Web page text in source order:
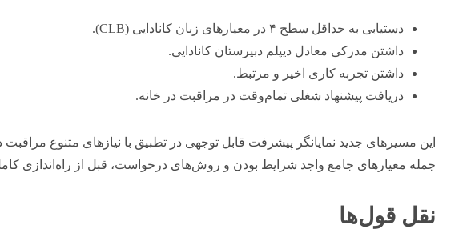
دستیابی به حداقل سطح ۴ در معیارهای زبان کانادایی (CLB).
داشتن مدرکی معادل دیپلم دبیرستان کانادایی.
داشتن تجربه کاری اخیر و مرتبط.
دریافت پیشنهاد شغلی تمام‌وقت در مراقبت در خانه.
این مسیرهای جدید نمایانگر پیشرفت قابل توجهی در تطبیق با نیازهای متنوع مراقبت
جمله معیارهای جامع واجد شرایط بودن و روش‌های درخواست، قبل از راه‌اندازی
نقل قول‌ها